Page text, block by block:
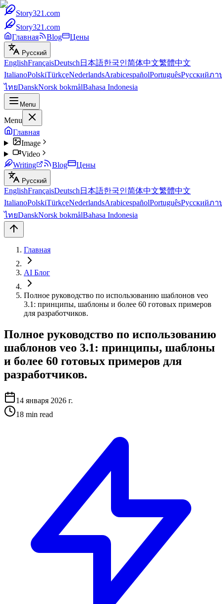
Story321.com
Story321.com
Главная
Blog Цены
Русский
EnglishFrançaisDeutsch 日本語한국인简体中文繁體中文
ItalianoPolskiTürkçeNederlandsArabicespañolPortuguêsРусскийภา
ไทยDanskNorsk bokmålBahasa Indonesia
Menu
Menu
Главная
Image
Video
Writing
Blog Цены
Русский
EnglishFrançaisDeutsch 日本語한국인简体中文繁體中文
ItalianoPolskiTürkçeNederlandsArabicespañolPortuguêsРусскийภา
ไทยDanskNorsk bokmålBahasa Indonesia
Главная
AI Блог
Полное руководство по использованию шаблонов veo
3.1: принципы, шаблоны и более 60 готовых примеров
для разработчиков.
Полное руководство по использованию
шаблонов veo 3.1: принципы, шаблоны
и более 60 готовых примеров для
разработчиков.
14 января 2026 г.
18 min read